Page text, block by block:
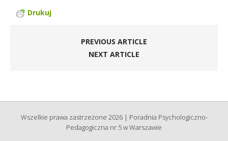
Drukuj
PREVIOUS ARTICLE
NEXT ARTICLE
Wszelkie prawa zastrzeżone 2026 | Poradnia Psychologiczno-
Pedagogiczna nr 5 w Warszawie